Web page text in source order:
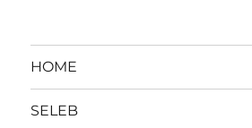
HOME
SELEB